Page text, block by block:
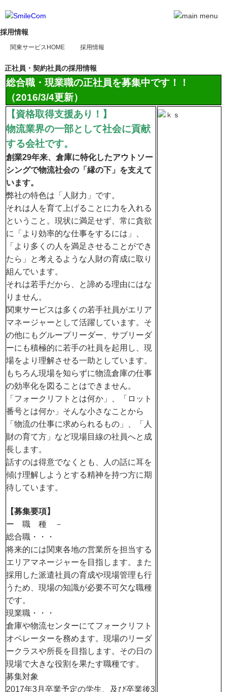
採用情報
関東サービスHOME 採用情報
正社員・契約社員の採用情報
総合職・現業職の正社員を募集中です！！
（2016/3/4更新）
【資格取得支援あり！】
物流業界の一部として社会に貢献
する会社です。
創業29年来、倉庫に特化したアウトソー
シングで物流社会の「縁の下」を支えて
います。
弊社の特色は「人財力」です。
それは人を育て上げることに力を入れる
ということ。現状に満足せず、常に貪欲
に「より効率的な仕事をするには」、
「より多くの人を満足させることができ
たら」と考えるような人財の育成に取り
組んでいます。
それは若手だから、と諦める理由にはな
りません。
関東サービスは多くの若手社員がエリア
マネージャーとして活躍しています。そ
の他にもグループリーダー、サブリーダ
ーにも積極的に若手の社員を起用し、現
場をより理解させる一助としています。
もちろん現場を知らずに物流倉庫の仕事
の効率化を図ることはできません。
「フォークリフトとは何か」、「ロット
番号とは何か」そんな小さなことから
「物流の仕事に求められるもの」、「人
財の育て方」など現場目線の社員へと成
長します。
話すのは得意でなくとも、人の話に耳を
傾け理解しようとする精神を持つ方に期
待しています。
【募集要項】
ー 職 種 －
総合職・・・
将来的には関東各地の営業所を担当する
エリアマネージャーを目指します。また
採用した派遣社員の育成や現場管理も行
うため、現場の知識が必要不可欠な職種
です。
現業職・・・
倉庫や物流センターにてフォークリフト
オペレーターを務めます。現場のリーダ
ークラスや所長を目指します。その日の
現場で大きな役割を果たす職種です。
募集対象
2017年3月卒業予定の学生、及び卒業後3